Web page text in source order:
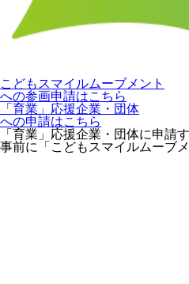
こどもスマイルムーブメント
への参画申請はこちら
「育業」応援企業・団体
への申請はこちら
「育業」応援企業・団体に申請す
事前に「こどもスマイルムーブ